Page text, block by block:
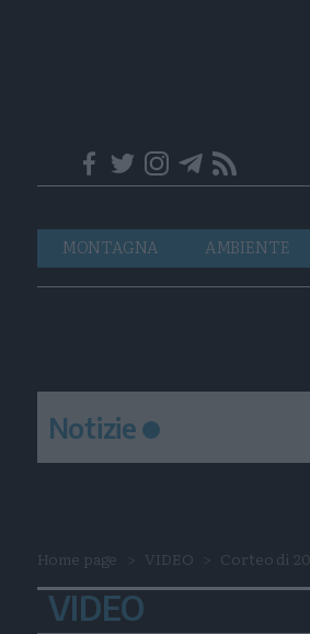
Navigazione
principale
MONTAGNA AMBIENTE
Notizie
Home page VIDEO Corteo di
VIDEO